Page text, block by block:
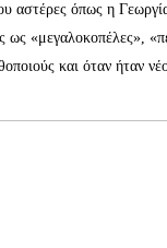
αστέρες όπως η
ως «μεγαλοκοπέλες»,
και όταν ήταν